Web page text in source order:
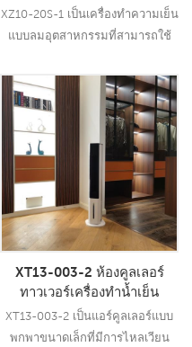
อากาศเย็นแบบระเหยใช้ใน
อุตสาหกรรม
XZ10-20S-1 เป็นเครื่องทำความเย็น
แบบลมอุตสาหกรรมที่สามารถใช้
ใช้มอเตอร์พัดลม 1.5KW ให้ลมแรง
20000 CMH ความเร็ว 12 ระดับ ใช้
แผ่นทำความเย็น 5090
ประสิทธิภาพการทำความเย็นชั้นนำ
ของอุตสาหกรรม21
อ่านเพิ่มเติม
XT13-003-2 ห้องคูลเลอร์
ทาวเวอร์เครื่องทำน้ำเย็น
XT13-003-2 เป็นแอร์คูลเลอร์แบบ
พกพาขนาดเล็กที่มีการไหลเวียน